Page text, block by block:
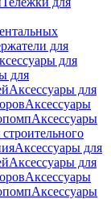
для
для
для
Аксессуары для
Аксессуары
Аксессуары
Аксессуары для
Аксессуары для
Аксессуары
Аксессуары